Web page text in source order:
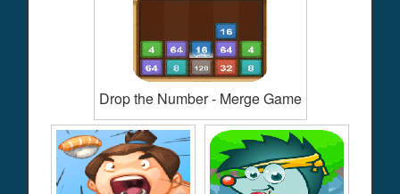
Drop the Number - Merge Game